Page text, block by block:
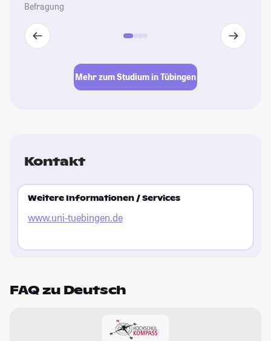
Befragung
Mehr zum Studium in Tübingen
Kontakt
Weitere Informationen / Services
www.uni-tuebingen.de
FAQ zu Deutsch